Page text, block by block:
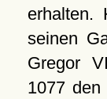
erhalten.
seinen
Gregor
1077